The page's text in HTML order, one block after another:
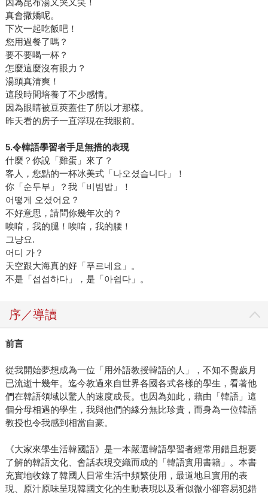
因為昆布湯又哭又笑！
真會撒嬌呢。
下次一起吃飯吧！
您用過餐了嗎？
要不要喝一杯？
怎麼這麼沒有眼力？
湯頭真清爽！
這段時間培養了不少感情。
因為眼睛被豆莢蓋住了所以才那樣。
昨天看的房子一直浮現在我眼前。
5.令韓語學習者手足無措的表現
什麼？你說「雞蛋」來了？
客人，您點的一杯冰美式「나오셨습니다」！
你「순두부」？我「비빔밥」！
어떻게 오셨어요？
不好意思，請問你幾年次的？
唉唷，我的腿！唉唷，我的腰！
그냥요.
어디 가？
天空跟大海真的好「푸르네요」。
不是「섭섭하다」，是「아쉽다」。
序／導讀
前言
從我開始夢想成為一位「用外語教授韓語的人」，不知不覺歲月
已流逝十幾年。迄今教過來自世界各國各式各樣的學生，看著他
們在韓語領域以驚人的速度成長。也因為如此，藉由「韓語」這
個分母相遇的學生，我與他們的緣分無比珍貴，而身為一位韓語
教授也令我感到相當自豪。
《大家來學生活韓國語》是一本嚴選韓語學習者經常用錯且想要
了解的韓語文化、會話表現交織而成的「韓語實用書籍」。本書
充實地收錄了韓國人日常生活中頻繁使用，最道地且實用的表
現、原汁原味呈現韓國文化的生動表現以及看似微小卻容易犯錯